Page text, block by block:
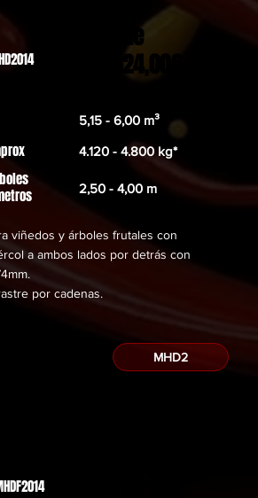
Des de
20.324,00€
5,15 - 6,00 m³
4.120 - 4.800 kg*
2,50 - 4,00 m
viñedos y árboles frutales con
a ambos lados por detrás con
por cadenas.
MHD2